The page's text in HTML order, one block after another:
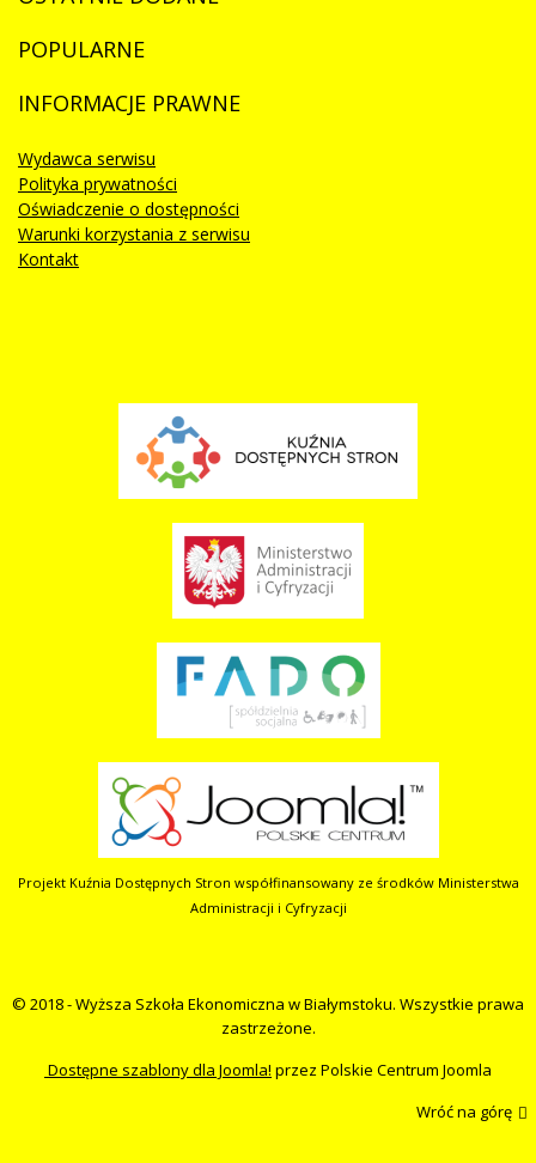
POPULARNE
INFORMACJE PRAWNE
Wydawca serwisu
Polityka prywatności
Oświadczenie o dostępności
Warunki korzystania z serwisu
Kontakt
Projekt Kuźnia Dostępnych Stron współfinansowany ze środków Ministerstwa
Administracji i Cyfryzacji
© 2018 - Wyższa Szkoła Ekonomiczna w Białymstoku. Wszystkie prawa
zastrzeżone.
Dostępne szablony dla Joomla! przez Polskie Centrum Joomla
Wróć na górę